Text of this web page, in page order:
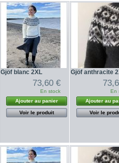
Gjöf blanc 2XL
73,60 €
En stock
Ajouter au panier
Voir le produit
Gjöf anthracite
En
Ajouter au
Voir le